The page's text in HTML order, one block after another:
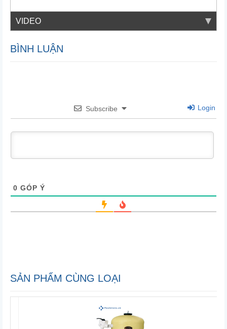
VIDEO
BÌNH LUẬN
Subscribe Login
0 GÓP Ý
SẢN PHẨM CÙNG LOẠI